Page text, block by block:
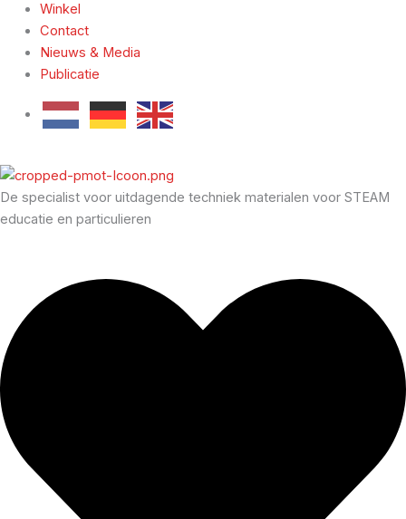
Winkel
Contact
Nieuws & Media
Publicatie
De specialist voor uitdagende techniek materialen voor STEAM
educatie en particulieren